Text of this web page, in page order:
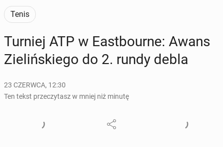
Tenis
Turniej ATP w East­bo­ur­ne: Awans
Zie­liń­skie­go do 2. rundy debla
23 CZERWCA, 12:30
Ten tekst przeczytasz w mniej niż minutę